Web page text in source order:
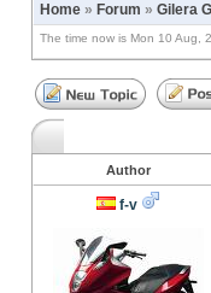
Home » Forum » Gilera
The time now is Mon 10 Aug,
Author
f-v